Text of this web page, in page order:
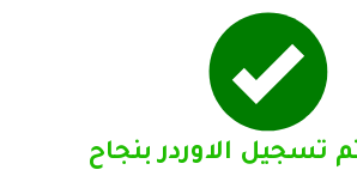
تسجيل الاوردر بنجاح